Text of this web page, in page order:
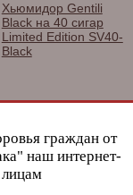
Хьюмидор Gentili
Black на 40 сигар
Limited Edition SV40-
Black
граждан от
наш интернет-